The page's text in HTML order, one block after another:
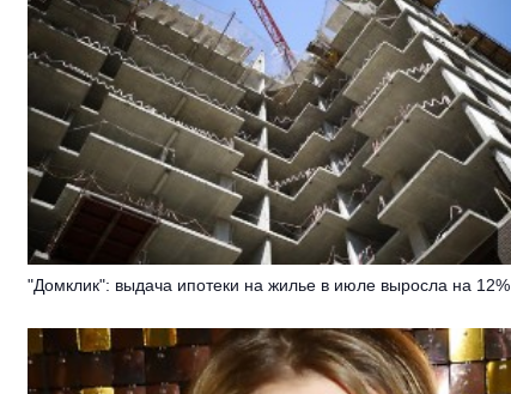
"Домклик": выдача ипотеки на жилье в июле выросла на 12%